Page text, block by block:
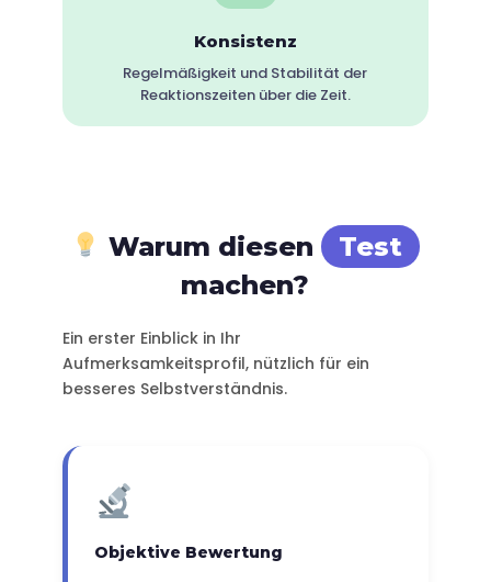
Konsistenz
Regelmäßigkeit und Stabilität der
Reaktionszeiten über die Zeit.
Warum diesen Test
machen?
Ein erster Einblick in Ihr
Aufmerksamkeitsprofil, nützlich für ein
besseres Selbstverständnis.
Objektive Bewertung